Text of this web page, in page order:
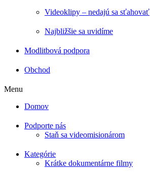
Videoklipy – nedajú sa sťahovať
Najbližšie sa uvidíme
Modlitbová podpora
Obchod
Menu
Domov
Podporte nás
Staň sa videomisionárom
Kategórie
Krátke dokumentárne filmy